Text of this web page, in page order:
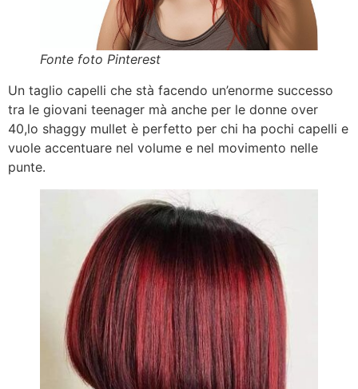
Fonte foto Pinterest
Un taglio capelli che stà facendo un’enorme successo
tra le giovani teenager mà anche per le donne over
40,lo shaggy mullet è perfetto per chi ha pochi capelli e
vuole accentuare nel volume e nel movimento nelle
punte.